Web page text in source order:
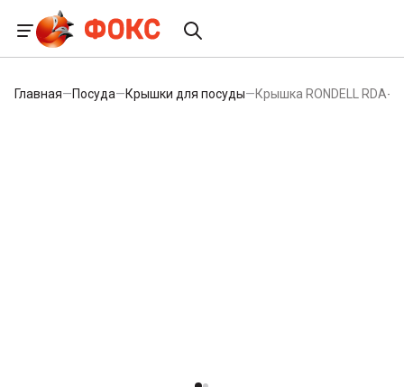
Главная—Посуда—Крышки для посуды—Крышка RONDELL RDA-